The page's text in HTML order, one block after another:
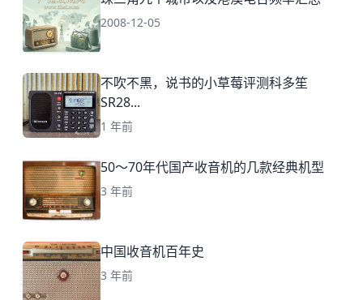
2008-12-05
不吹不黑，说书的小草莓评测科多笙
SR28...
1 年前
50～70年代国产收音机的几款经典机型
3 年前
中国收音机百年史
3 年前